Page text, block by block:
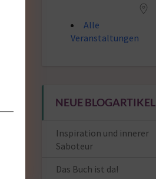
Alle
Veranstaltungen
NEUE BLOGARTIKEL
Inspiration und innerer
Saboteur
Das Buch ist da!